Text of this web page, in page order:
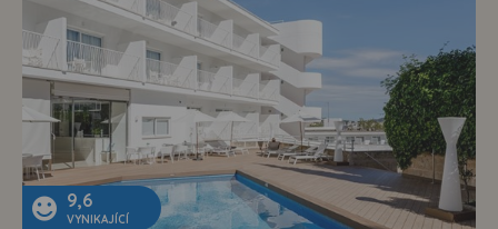
9,6
VYNIKAJÍCÍ